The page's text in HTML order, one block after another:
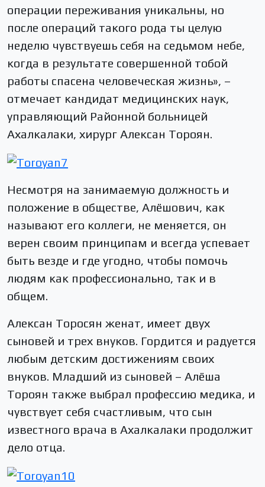
операции переживания уникальны, но
после операций такого рода ты целую
неделю чувствуешь себя на седьмом небе,
когда в результате совершенной тобой
работы спасена человеческая жизнь», –
отмечает кандидат медицинских наук,
управляющий Районной больницей
Ахалкалаки, хирург Алексан Тороян.
Несмотря на занимаемую должность и
положение в обществе, Алёшович, как
называют его коллеги, не меняется, он
верен своим принципам и всегда успевает
быть везде и где угодно, чтобы помочь
людям как профессионально, так и в
общем.
Алексан Торосян женат, имеет двух
сыновей и трех внуков. Гордится и радуется
любым детским достижениям своих
внуков. Младший из сыновей – Алёша
Тороян также выбрал профессию медика, и
чувствует себя счастливым, что сын
известного врача в Ахалкалаки продолжит
дело отца.